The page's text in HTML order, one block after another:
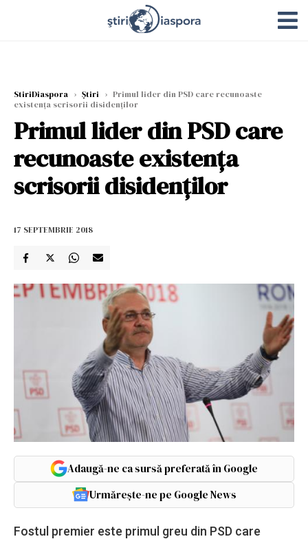
StiriDiaspora › Știri › Primul lider din PSD care recunoaste
existența scrisorii disidenților
Primul lider din PSD care
recunoaste existența
scrisorii disidenților
17 SEPTEMBRIE 2018
Adaugă-ne ca sursă preferată în Google
Urmărește-ne pe Google News
Fostul premier este primul greu din PSD care